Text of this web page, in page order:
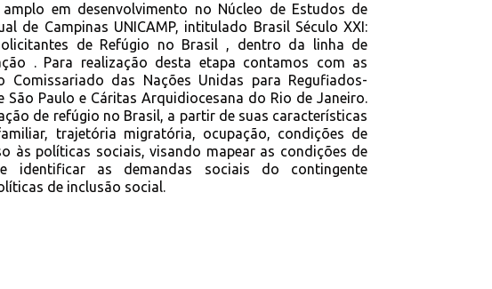
em desenvolvimento no Núcleo de Estudos de
de Campinas UNICAMP, intitulado Brasil Século XXI:
de Refúgio no Brasil , dentro da linha de
. Para realização desta etapa contamos com as
Comissariado das Nações Unidas para Regufiados-
São Paulo e Cáritas Arquidiocesana do Rio de Janeiro.
de refúgio no Brasil, a partir de suas características
trajetória migratória, ocupação, condições de
às políticas sociais, visando mapear as condições de
identificar as demandas sociais do contingente
de inclusão social.